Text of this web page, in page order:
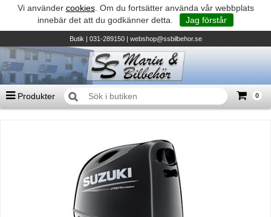
Vi använder cookies. Om du fortsätter använda vår webbplats
innebär det att du godkänner detta.
Jag förstår
Butik| 031-289150 | webshop@ssbilbehor.se
Produkter 0
TILL KASSAN
Biltillbehör och reservdelar - BDS
Suzuki - Utombordare
Suzumar - Gummibåtar